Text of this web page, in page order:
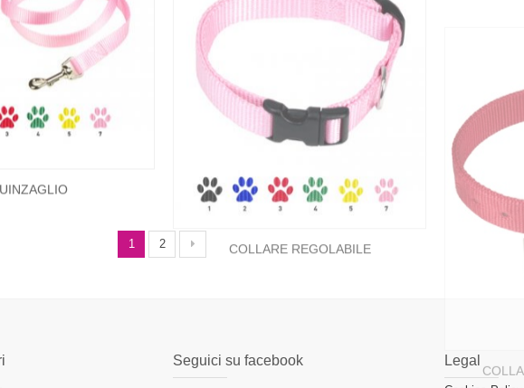
1 2
Seguici su facebook Legal